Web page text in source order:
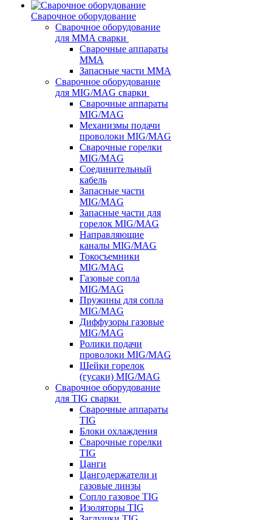
Сварочное оборудование
Сварочное оборудование
для MMA сварки
Сварочные аппараты
MMA
Запасные части MMA
Сварочное оборудование
для MIG/MAG сварки
Сварочные аппараты
MIG/MAG
Механизмы подачи
проволоки MIG/MAG
Сварочные горелки
MIG/MAG
Соединительный
кабель
Запасные части
MIG/MAG
Запасные части для
горелок MIG/MAG
Направляющие
каналы MIG/MAG
Токосъемники
MIG/MAG
Газовые сопла
MIG/MAG
Пружины для сопла
MIG/MAG
Диффузоры газовые
MIG/MAG
Ролики подачи
проволоки MIG/MAG
Шейки горелок
(гусаки) MIG/MAG
Сварочное оборудование
для TIG сварки
Сварочные аппараты
TIG
Блоки охлаждения
Сварочные горелки
TIG
Цанги
Цангодержатели и
газовые линзы
Сопло газовое TIG
Изоляторы TIG